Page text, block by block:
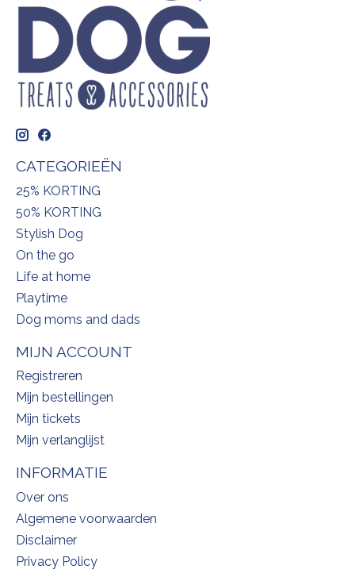
CATEGORIEËN
25% KORTING
50% KORTING
Stylish Dog
On the go
Life at home
Playtime
Dog moms and dads
MIJN ACCOUNT
Registreren
Mijn bestellingen
Mijn tickets
Mijn verlanglijst
INFORMATIE
Over ons
Algemene voorwaarden
Disclaimer
Privacy Policy